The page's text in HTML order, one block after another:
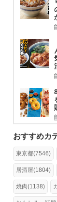
おすすめカ
東京都(7546)
居酒屋(1804)
焼肉(1138)